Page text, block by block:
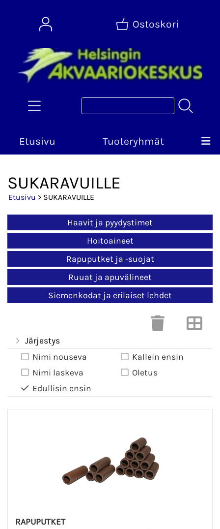
Ostoskori
Etusivu Tuoteryhmät
SUKARAVUILLE
Etusivu > SUKARAVUILLE
Haavit ja pyydystimet
Hoitoaineet
Rapuputket ja -suojat
Ruuat ja apuvälineet
Siemenkodat ja erilaiset lehdet
Järjestys
Nimi nouseva
Nimi laskeva
Edullisin ensin
Kallein ensin
Oletus
RAPUPUTKET